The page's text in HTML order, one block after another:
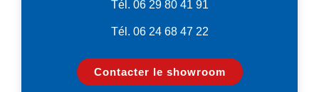
Tél. 06 29 80 41 91
Tél. 06 24 68 47 22
Contacter le showroom